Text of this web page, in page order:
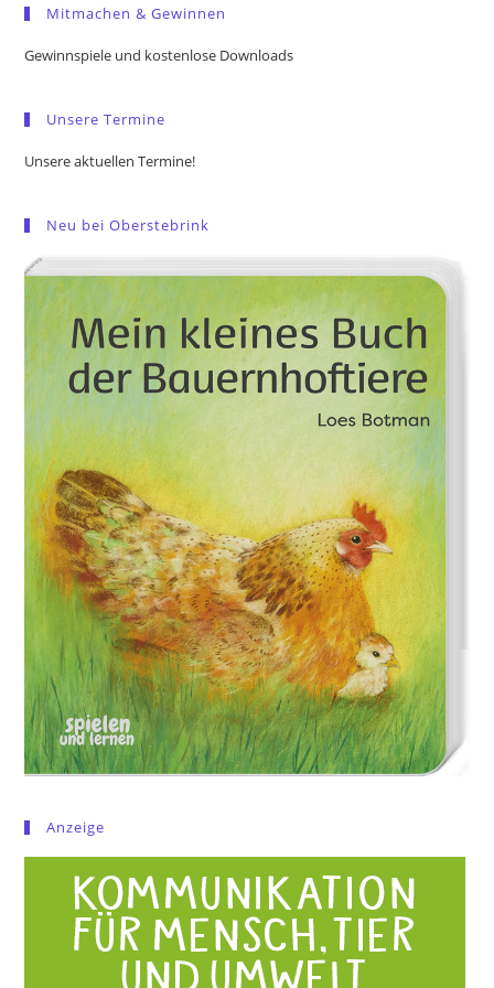
Mitmachen & Gewinnen
Gewinnspiele und kostenlose Downloads
Unsere Termine
Unsere aktuellen Termine!
Neu bei Oberstebrink
Anzeige